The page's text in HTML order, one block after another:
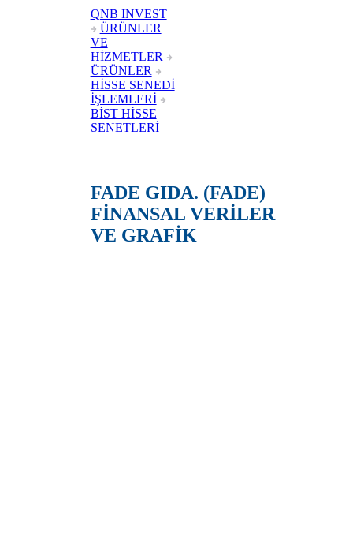
QNB INVEST
ÜRÜNLER
VE
HİZMETLER
ÜRÜNLER
HİSSE SENEDİ
İŞLEMLERİ
BİST HİSSE
SENETLERİ
FADE GIDA. (FADE)
FİNANSAL VERİLER
VE GRAFİK